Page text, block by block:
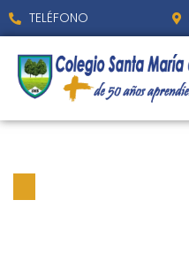
TELÉFONO